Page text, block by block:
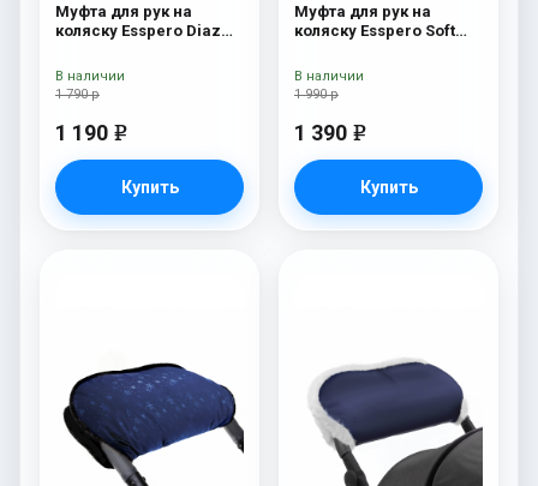
Муфта для рук на
коляску Esspero Diaz
Grey
1 790 р
1 190 e
Купить
В наличии
Муфта для рук на
коляску Esspero Soft
1 990 р
1 390 e
Купить
В наличии